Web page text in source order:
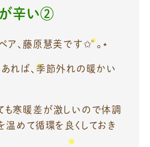
が辛い②
ア、藤原慧美です✩°｡⋆
れば、季節外れの暖かい
も寒暖差が激しいので体調
温めて循環を良くしておき